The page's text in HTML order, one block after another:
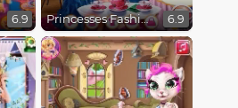
6.9 Princesses Fashion Over Coffee 6.9